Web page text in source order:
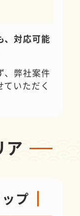
、対応可能
、弊社案件
いただく
ア
プ